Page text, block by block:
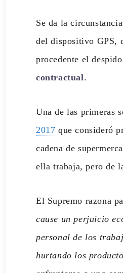
Se da la
del dispositivo GPS,
procedente el
contractual.
Una de las primeras
2017 que consideró
cadena de
ella trabaja, pero de
El Supremo razona
cause un perjuicio
personal de los
hurtando los